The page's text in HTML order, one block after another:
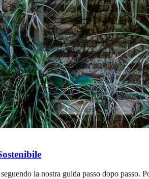
la nostra guida passo dopo passo.